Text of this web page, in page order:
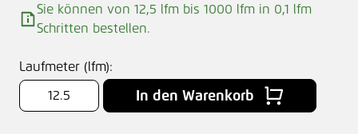
Sie können von 12,5 lfm bis 1000 lfm in 0,1
lfm
Schritten bestellen.
Laufmeter (lfm):
In den Warenkorb